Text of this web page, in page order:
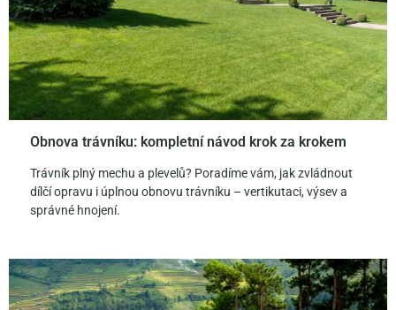
Obnova trávníku: kompletní návod krok za krokem
Trávník plný mechu a plevelů? Poradíme vám, jak zvládnout
dílčí opravu i úplnou obnovu trávníku – vertikutaci, výsev a
správné hnojení.